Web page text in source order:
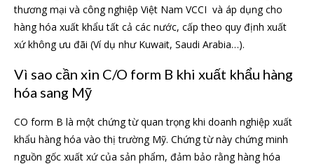
thương mại và công nghiệp Việt Nam VCCI và áp dụng cho
hàng hóa xuất khẩu tất cả các nước, cấp theo quy định xuất
xứ không ưu đãi (Ví dụ như Kuwait, Saudi Arabia…).
Vì sao cần xin C/O form B khi xuất khẩu hàng
hóa sang Mỹ
CO form B là một chứng từ quan trọng khi doanh nghiệp xuất
khẩu hàng hóa vào thị trường Mỹ. Chứng từ này chứng minh
nguồn gốc xuất xứ của sản phẩm, đảm bảo rằng hàng hóa